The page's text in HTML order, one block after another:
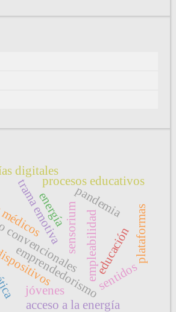
pandemia
procesos educativos
trama emotiva empleabilidad
emprendedorismo
acceso a la energía
sentidos
energía
educación
jóvenes
digitales
sensorium plataformas